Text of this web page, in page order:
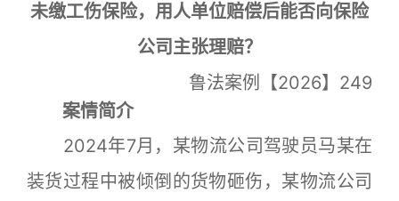
未缴工伤保险，用人单位赔偿后能否向保险
公司主张理赔？
鲁法案例【2026】249
案情简介
2024年7月，某物流公司驾驶员马某在
装货过程中被倾倒的货物砸伤，某物流公司